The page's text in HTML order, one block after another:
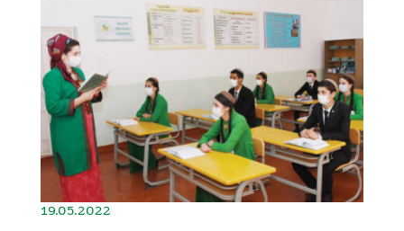
19.05.2022